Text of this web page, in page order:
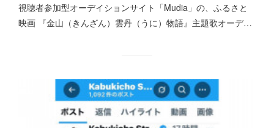
視聴者参加型オーデイションサイト「Mudia」の、ふるさと
映画 『金山（きんざん）雲丹（うに）物語』主題歌オーデ…